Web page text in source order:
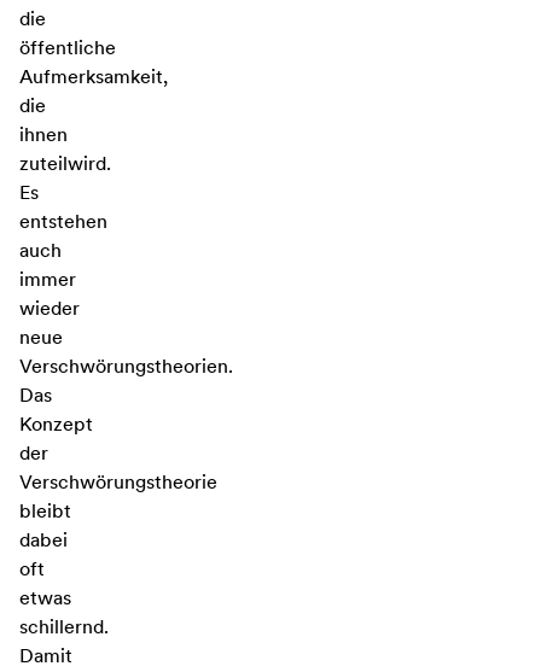
die
öffentliche
Aufmerksamkeit,
die
ihnen
zuteilwird.
Es
entstehen
auch
immer
wieder
neue
Verschwörungstheorien.
Das
Konzept
der
Verschwörungstheorie
bleibt
dabei
oft
etwas
schillernd.
Damit